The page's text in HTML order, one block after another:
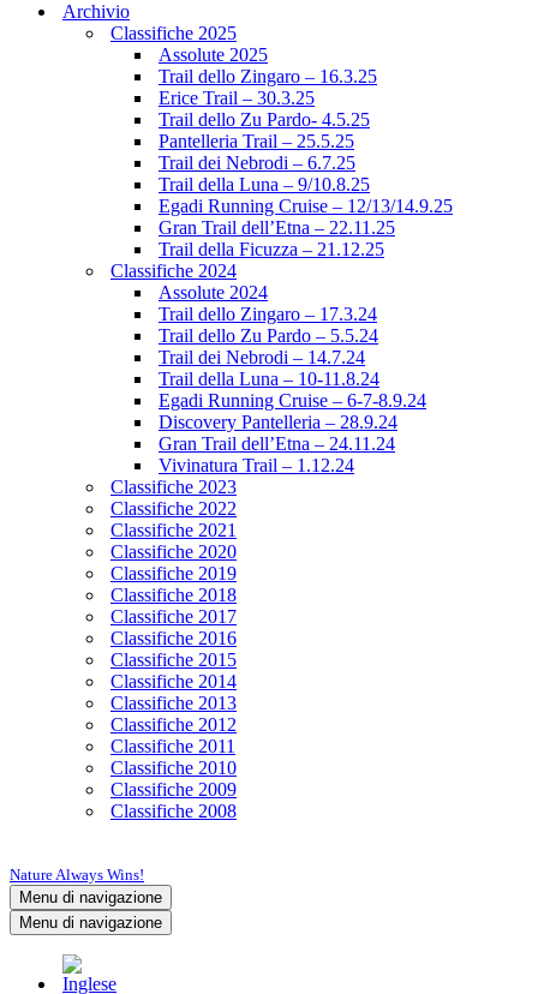
Archivio
Classifiche 2025
Assolute 2025
Trail dello Zingaro – 16.3.25
Erice Trail – 30.3.25
Trail dello Zu Pardo- 4.5.25
Pantelleria Trail – 25.5.25
Trail dei Nebrodi – 6.7.25
Trail della Luna – 9/10.8.25
Egadi Running Cruise – 12/13/14.9.25
Gran Trail dell’Etna – 22.11.25
Trail della Ficuzza – 21.12.25
Classifiche 2024
Assolute 2024
Trail dello Zingaro – 17.3.24
Trail dello Zu Pardo – 5.5.24
Trail dei Nebrodi – 14.7.24
Trail della Luna – 10-11.8.24
Egadi Running Cruise – 6-7-8.9.24
Discovery Pantelleria – 28.9.24
Gran Trail dell’Etna – 24.11.24
Vivinatura Trail – 1.12.24
Classifiche 2023
Classifiche 2022
Classifiche 2021
Classifiche 2020
Classifiche 2019
Classifiche 2018
Classifiche 2017
Classifiche 2016
Classifiche 2015
Classifiche 2014
Classifiche 2013
Classifiche 2012
Classifiche 2011
Classifiche 2010
Classifiche 2009
Classifiche 2008
Nature Always Wins!
Menu di navigazione
Menu di navigazione